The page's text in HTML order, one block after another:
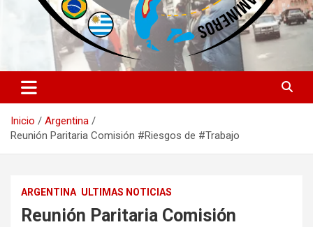
Inicio
Argentina
Reunión Paritaria Comisión #Riesgos de #Trabajo
ARGENTINA ULTIMAS NOTICIAS
Reunión Paritaria Comisión